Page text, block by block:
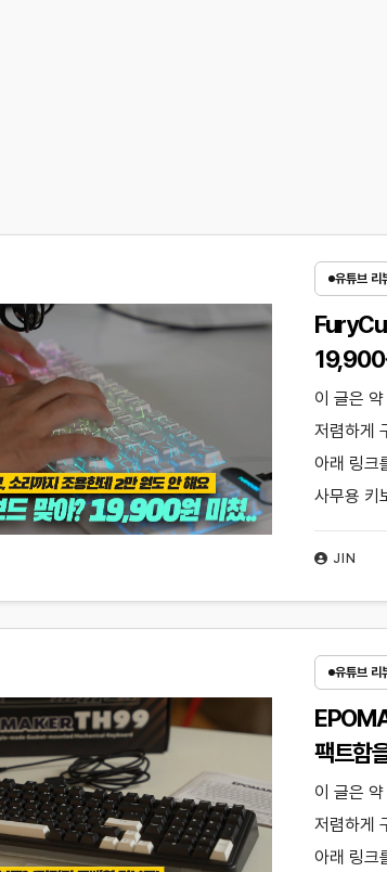
유튜브 리
19,900
사무용
JIN
이 글은
저렴하게
아래 링크
사무용 키
유튜브 리
팩트함
드
이 글은
저렴하게
아래 링크